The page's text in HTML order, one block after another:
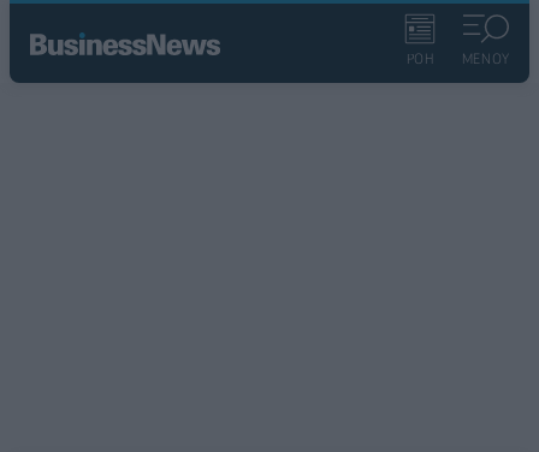
ΡΟΗ ΜΕΝΟΥ